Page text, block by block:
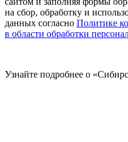
на сбор, обработку и
данных согласно Политике
в области обработки
Узнайте подробнее о